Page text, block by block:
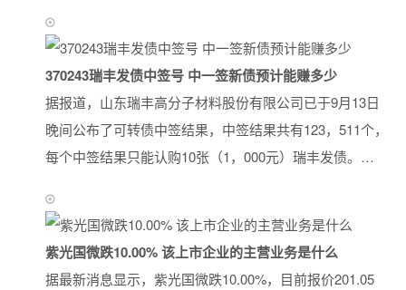
370243瑞丰发债中签号 中一签新债预计能赚多少
据报道，山东瑞丰高分子材料股份有限公司已于9月13日
晚间公布了可转债中签结果，中签结果共有123，511个，
每个中签结果只能认购10张（1，000元）瑞丰发债。…
紫光国微跌10.00% 该上市企业的主营业务是什么
据最新消息显示，紫光国微跌10.00%，目前报价201.05